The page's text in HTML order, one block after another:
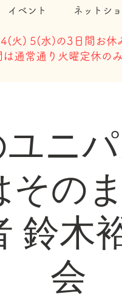
イベント ネットシ
火) 5(水)の3日間お休
は通常通り火曜定休の
ユニ
の
木
会